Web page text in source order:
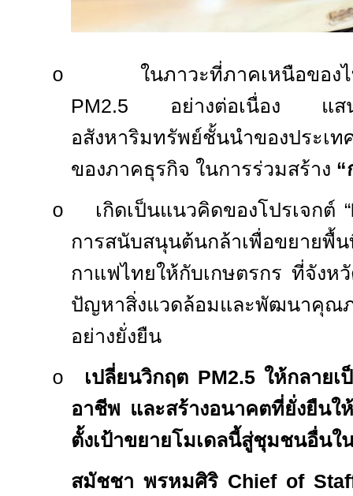
o
ในภาวะที่ภาคเหนือขอ
PM2.5 อย่างต่อเนื่อง แส
อสังหาริมทรัพย์ชั้นนำของประเ
ของภาคธุรกิจ ในการร่วมสร้าง “
o เกิดเป็นแนวคิดของโปรเจกต์ “
การสนับสนุนต้นกล้าเพื่อขยายพื้
กาแฟไทยให้กับเกษตรกร ที่จังห
ปัญหาสิ่งแวดล้อมและพัฒนาคุณ
อย่างยั่งยืน
o เปลี่ยนวิกฤต PM2.5 ให้กลายเ
อาชีพ และสร้างอนาคตที่ยั่งยืนใ
ตั้งเป้าขยายโมเดลนี้สู่ชุมชนอื่นใ
สมัชชา พรหมศิริ Chief of